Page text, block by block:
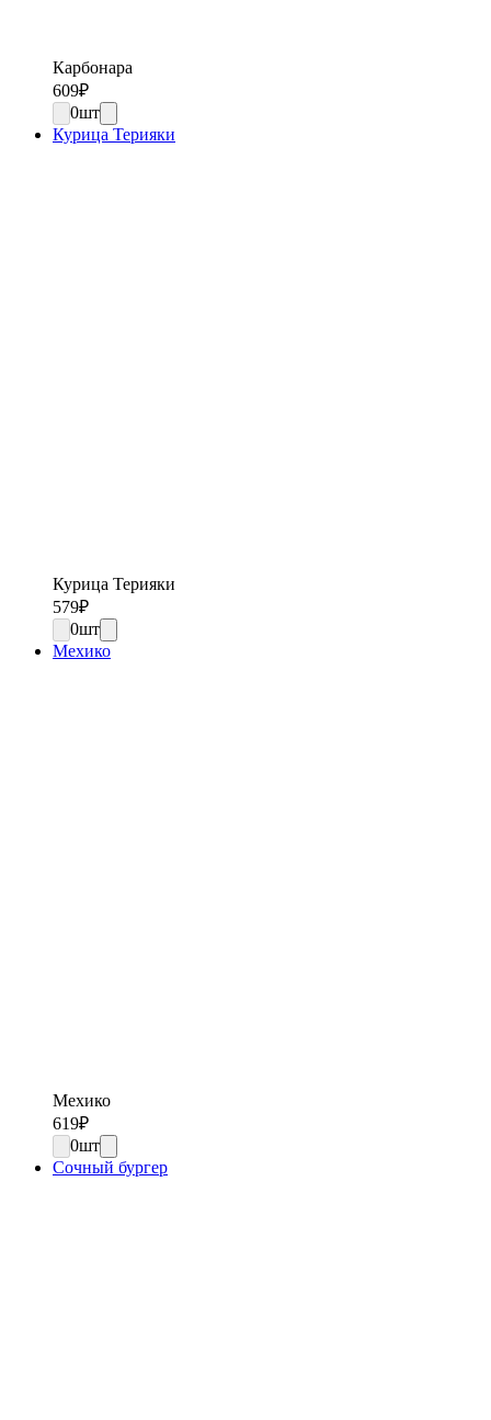
Карбонара
609₽
0шт
Курица Терияки
Курица Терияки
579₽
0шт
Мехико
Мехико
619₽
0шт
Сочный бургер